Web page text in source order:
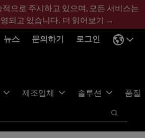
으로 주시하고 있으며, 모든 서비스는
되고 있습니다. 더 읽어보기 →
뉴스
문의하기 로그인
제조업체 솔루션
품질
검색